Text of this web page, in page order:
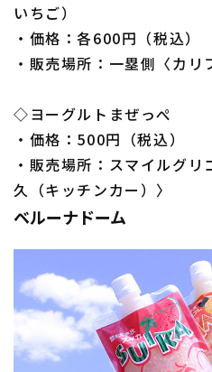
いちご）
・価格：各600円（税込）
・販売場所：一塁側〈カリ
◇ヨーグルトまぜっぺ
・価格：500円（税込）
・販売場所：スマイルグ
久（キッチンカー）〉
ベルーナドーム